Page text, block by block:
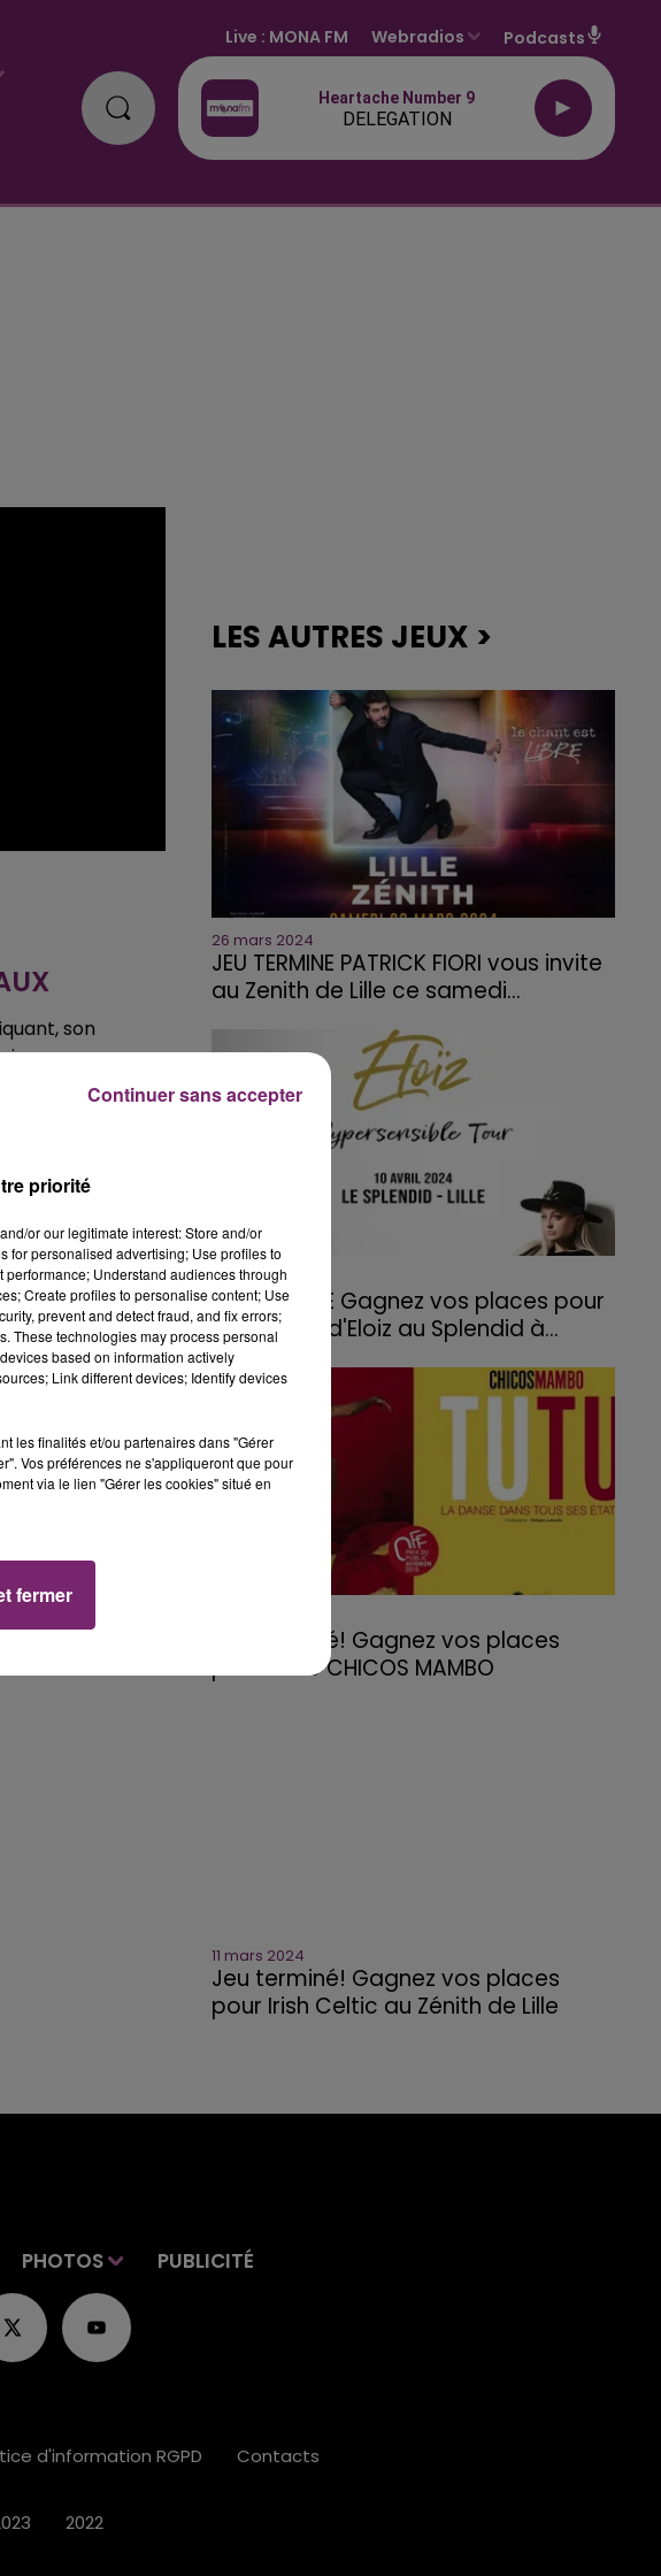
Live : MONA FM Webradios Podcasts
Heartache Number 9
DELEGATION
son
avec un
couille…tournée
LES AUTRES JEUX >
26 mars 2024
JEU TERMINE PATRICK FIORI vous invite
au Zenith de Lille ce samedi...
18 mars 2024
JEU TERMINE Gagnez vos places pour
le concert d'Eloiz au Splendid à...
Jeu terminé! Gagnez vos places
pour TUTU CHICOS MAMBO
11 mars 2024
Jeu terminé! Gagnez vos places
pour Irish Celtic au Zénith de Lille
PHOTOS PUBLICITÉ
d'information RGPD Contacts
2022
priorité
or our legitimate interest: Store and/or
for personalised advertising; Use profiles to
Understand audiences through
Create profiles to personalise content; Use
prevent and detect fraud, and fix errors;
These technologies may process personal
based on information actively
Link different devices; Identify devices
les finalités et/ou partenaires dans "Gérer
Vos préférences ne s'appliqueront que pour
via le lien "Gérer les cookies" situé en
fermer
Continuer sans accepter